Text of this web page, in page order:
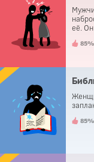
её.
85%
85%